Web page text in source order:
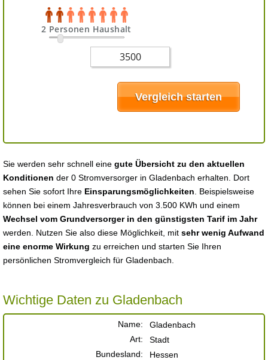
2 Personen Haushalt
Sie werden sehr schnell eine gute Übersicht zu den aktuellen
Konditionen der 0 Stromversorger in Gladenbach erhalten. Dort
sehen Sie sofort Ihre Einsparungsmöglichkeiten . Beispielsweise
können bei einem Jahresverbrauch von 3.500 KWh und einem
Wechsel vom Grundversorger in den günstigsten Tarif im Jahr
werden. Nutzen Sie also diese Möglichkeit, mit sehr wenig Aufwand
eine enorme Wirkung zu erreichen und starten Sie Ihren
persönlichen Stromvergleich für Gladenbach.
Wichtige Daten zu Gladenbach
Name:
Gladenbach
Art:
Stadt
Bundesland:
Hessen